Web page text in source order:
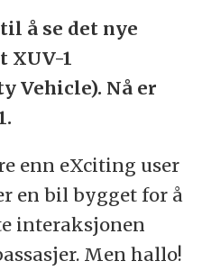
å se det nye
XUV-1
Vehicle). Nå er
enn eXciting user
en bil bygget for å
interaksjonen
Men hallo!